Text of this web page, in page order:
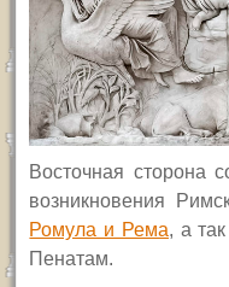
Восточная сторона
возникновения
Ромула и Рема, а
Пенатам.